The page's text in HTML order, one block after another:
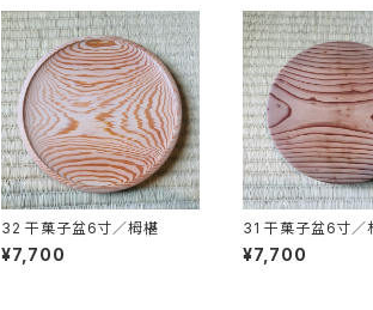
32 干菓子盆6寸／栂椹
¥7,700
31 干菓子盆6寸／
¥7,700